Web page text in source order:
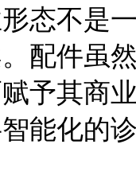
态不是
配件虽
予其商
能化的